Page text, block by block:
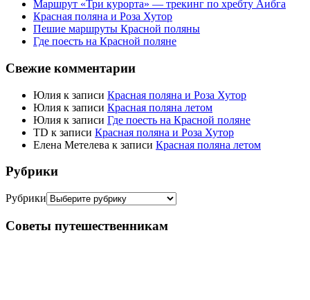
Маршрут «Три курорта» — трекинг по хребту Аибга
Красная поляна и Роза Хутор
Пешие маршруты Красной поляны
Где поесть на Красной поляне
Свежие комментарии
Юлия к записи Красная поляна и Роза Хутор
Юлия к записи Красная поляна летом
Юлия к записи Где поесть на Красной поляне
TD к записи Красная поляна и Роза Хутор
Елена Метелева к записи Красная поляна летом
Рубрики
Рубрики
Советы путешественникам